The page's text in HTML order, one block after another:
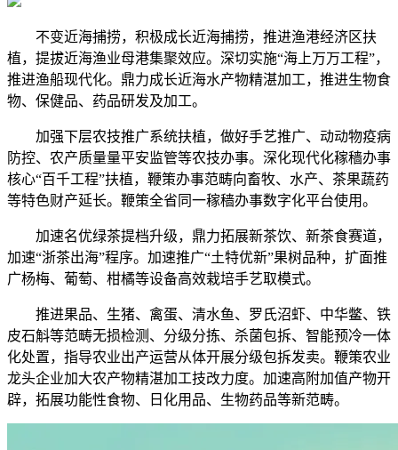
不变近海捕捞，积极成长近海捕捞，推进渔港经济区扶
植，提拔近海渔业母港集聚效应。深切实施“海上万万工程”，
推进渔船现代化。鼎力成长近海水产物精湛加工，推进生物食
物、保健品、药品研发及加工。
加强下层农技推广系统扶植，做好手艺推广、动动物疫病
防控、农产质量量平安监管等农技办事。深化现代化稼穑办事
核心“百千工程”扶植，鞭策办事范畴向畜牧、水产、茶果蔬药
等特色财产延长。鞭策全省同一稼穑办事数字化平台使用。
加速名优绿茶提档升级，鼎力拓展新茶饮、新茶食赛道，
加速“浙茶出海”程序。加速推广“土特优新”果树品种，扩面推
广杨梅、葡萄、柑橘等设备高效栽培手艺取模式。
推进果品、生猪、禽蛋、清水鱼、罗氏沼虾、中华鳖、铁
皮石斛等范畴无损检测、分级分拣、杀菌包拆、智能预冷一体
化处置，指导农业出产运营从体开展分级包拆发卖。鞭策农业
龙头企业加大农产物精湛加工技改力度。加速高附加值产物开
辟，拓展功能性食物、日化用品、生物药品等新范畴。